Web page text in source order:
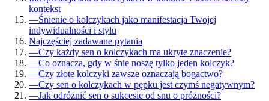
kontekst
—Śnienie o kolczykach jako manifestacja Twojej
indywidualności i stylu
Najczęściej zadawane pytania
—Czy każdy sen o kolczykach ma ukryte znaczenie?
—Co oznacza, gdy w śnie noszę tylko jeden kolczyk?
—Czy złote kolczyki zawsze oznaczają bogactwo?
—Czy sen o kolczykach w pępku jest czymś negatywnym?
—Jak odróżnić sen o sukcesie od snu o próżności?